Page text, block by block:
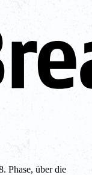
Phase, über die